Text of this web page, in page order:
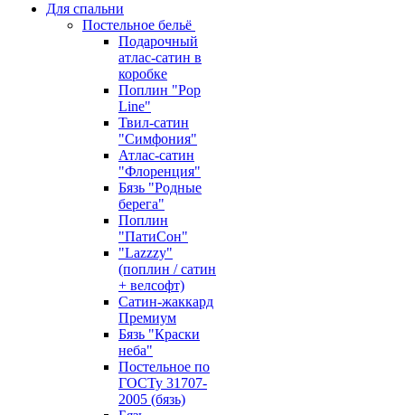
Для спальни
Постельное бельё
Подарочный
атлас-сатин в
коробке
Поплин "Pop
Line"
Твил-сатин
"Симфония"
Атлас-сатин
"Флоренция"
Бязь "Родные
берега"
Поплин
"ПатиСон"
"Lazzzy"
(поплин / сатин
+ велсофт)
Сатин-жаккард
Премиум
Бязь "Краски
неба"
Постельное по
ГОСТу 31707-
2005 (бязь)